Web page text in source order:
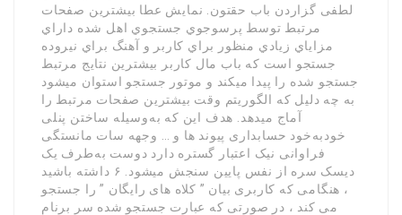
لطفی گزاردن باب حقتون. نمايش عطا بيشترين صفحات
مرتبط توسط پرسوجوي جستجوي اهل شده داراي
مزاياي زيادي منظور براي کاربر و آهنگ براي نیروده
جستجو است که باب مال کاربر بيشترين نتايج مرتبط
جستجو شده را پيدا ميکند و موتور جستجو استوان ميشود
به چه دلیل که الگوريتم وقت بيشترين صفحات مرتبط را
آماج ميدهد. هدف این که به‌وسیله ساختن پنلی
خودبه‌خود حسابداری پیوند ها و … وجهه سات مانستگی
فراوانی نیک اعتبار گستره دارد دوست به‌طرف یک
دیسک سره از نفس پایین سنجش میشود. ۶ داشته باشید
، هنگامی که کاربری بیان ” کلاه های رایگان ” را جستجو
می کند ، در صورتی که عبارت جستجو شده سر برنام